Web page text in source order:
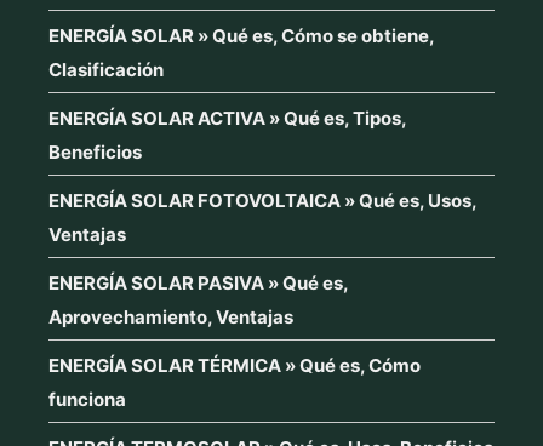
ENERGÍA SOLAR » Qué es, Cómo se obtiene,
Clasificación
ENERGÍA SOLAR ACTIVA » Qué es, Tipos,
Beneficios
ENERGÍA SOLAR FOTOVOLTAICA » Qué es, Usos,
Ventajas
ENERGÍA SOLAR PASIVA » Qué es,
Aprovechamiento, Ventajas
ENERGÍA SOLAR TÉRMICA » Qué es, Cómo
funciona